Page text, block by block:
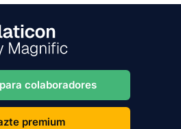
colaboradores
premium